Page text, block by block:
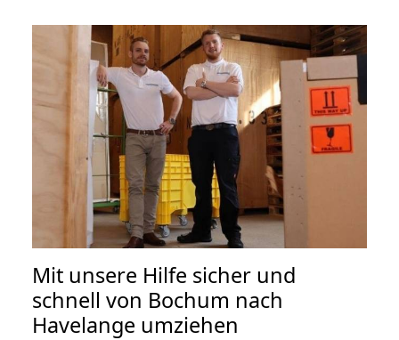
Mit unsere Hilfe sicher und
schnell von Bochum nach
Havelange umziehen